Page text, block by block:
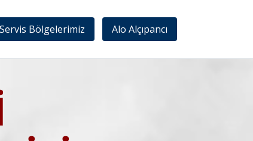
Servis Bölgelerimiz Alo Alçıpancı